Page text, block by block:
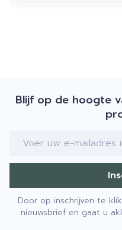
Blijf op de hoogte
E-mail adres
Door op inschrijven te
nieuwsbrief en gaat u